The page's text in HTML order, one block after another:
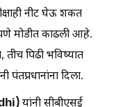
नीट घेऊ शकत
मोडीत काढली आहे.
पिढी भविष्यात
पंतप्रधानांना दिला.
यांनी सीबीएसई